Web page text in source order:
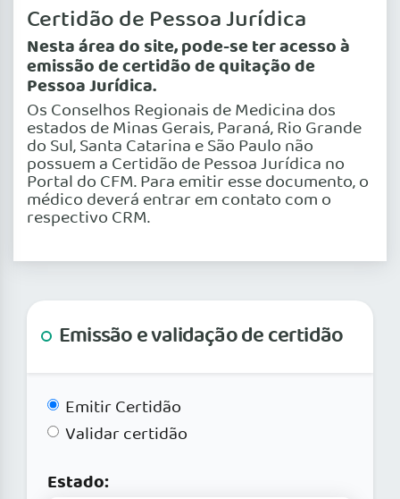
Certidão de Pessoa Jurídica
Nesta área do site, pode-se ter acesso à
emissão de certidão de quitação de
Pessoa Jurídica.
Os Conselhos Regionais de Medicina dos
estados de Minas Gerais, Paraná, Rio Grande
do Sul, Santa Catarina e São Paulo não
possuem a Certidão de Pessoa Jurídica no
Portal do CFM. Para emitir esse documento, o
médico deverá entrar em contato com o
respectivo CRM.
Emissão e validação de certidão
Emitir Certidão
Validar certidão
Estado: